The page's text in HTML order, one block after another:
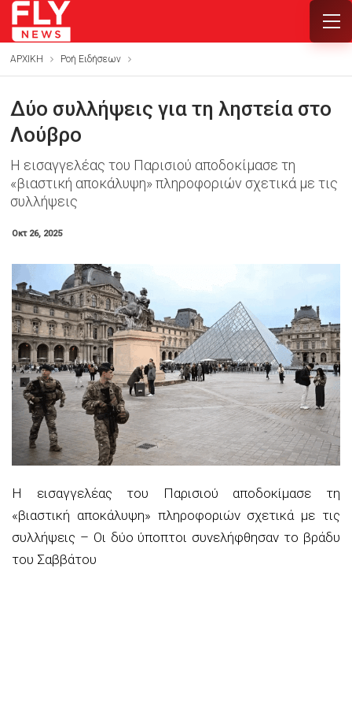
ΑΡΧΙΚΗ Ροή Ειδήσεων
Δύο συλλήψεις για τη ληστεία στο
Λούβρο
Η εισαγγελέας του Παρισιού αποδοκίμασε τη
«βιαστική αποκάλυψη» πληροφοριών σχετικά με τις
συλλήψεις
Οκτ 26, 2025
Η εισαγγελέας του Παρισιού αποδοκίμασε τη
«βιαστική αποκάλυψη» πληροφοριών σχετικά με τις
συλλήψεις – Οι δύο ύποπτοι συνελήφθησαν το βράδυ
του Σαββάτου